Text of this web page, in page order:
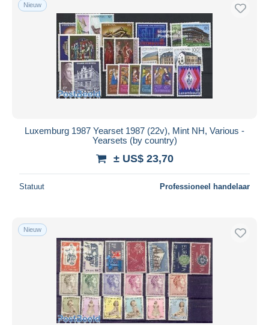
Nieuw
Luxemburg 1987 Yearset 1987 (22v), Mint NH, Various -
Yearsets (by country)
± US$ 23,70
Statuut Professioneel handelaar
Nieuw